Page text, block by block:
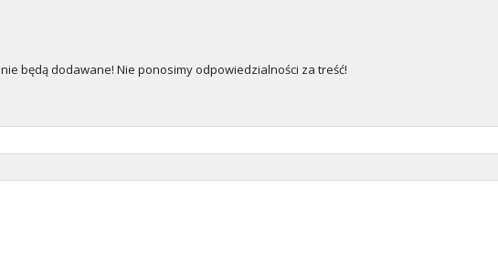
będą dodawane! Nie ponosimy odpowiedzialności za treść!